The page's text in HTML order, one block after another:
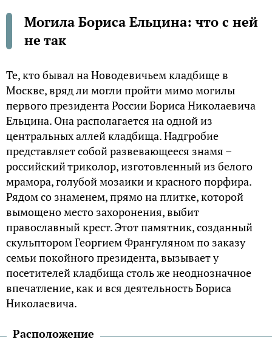
Могила Бориса Ельцина: что с ней
не так
Те, кто бывал на Новодевичьем кладбище в
Москве, вряд ли могли пройти мимо могилы
первого президента России Бориса Николаевича
Ельцина. Она располагается на одной из
центральных аллей кладбища. Надгробие
представляет собой развевающееся знамя –
российский триколор, изготовленный из белого
мрамора, голубой мозаики и красного порфира.
Рядом со знаменем, прямо на плитке, которой
вымощено место захоронения, выбит
православный крест. Этот памятник, созданный
скульптором Георгием Франгуляном по заказу
семьи покойного президента, вызывает у
посетителей кладбища столь же неоднозначное
впечатление, как и вся деятельность Бориса
Николаевича.
Расположение